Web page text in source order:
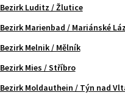
Bezirk Luditz / Žlutice
Bezirk Marienbad / Mariánské
Bezirk Melnik / Mělník
Bezirk Mies / Stříbro
Bezirk Moldauthein / Týn nad